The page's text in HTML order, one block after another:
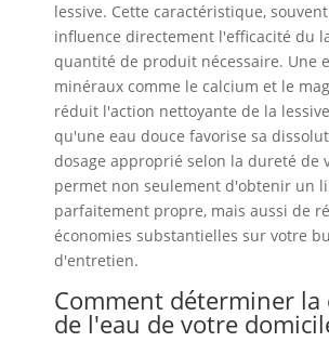
lessive. Cette caractéristique,
influence directement l'efficacité du
quantité de produit nécessaire. Une
minéraux comme le calcium et le
réduit l'action nettoyante de la
qu'une eau douce favorise sa
dosage approprié selon la dureté de
permet non seulement d'obtenir un
parfaitement propre, mais aussi de
économies substantielles sur votre
d'entretien.
Comment déterminer la
de l'eau de votre